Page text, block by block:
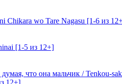
Chikara wo Tare Nagasu [1-6 из
[1-5 из 12+]
что она мальчик / Tenkou-
12+]